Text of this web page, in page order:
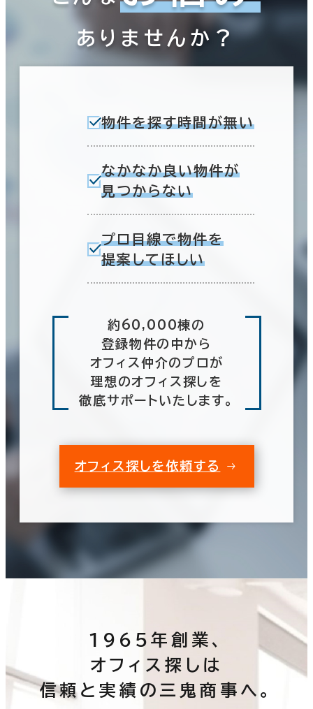
ありませんか？
物件を探す時間が無い
なかなか良い物件が
見つからない
プロ目線で物件を
提案してほしい
約60,000棟の
登録物件の中から
オフィス仲介のプロが
理想のオフィス探しを
徹底サポートいたします。
オフィス探しを依頼する
1965年創業、
オフィス探しは
信頼と実績の三鬼商事へ。